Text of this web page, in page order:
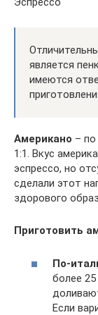
является
имеются
Американо – по
1:1. Вкус
эспрессо, но
сделали этот
здорового
Приготовить
По-
более
Если